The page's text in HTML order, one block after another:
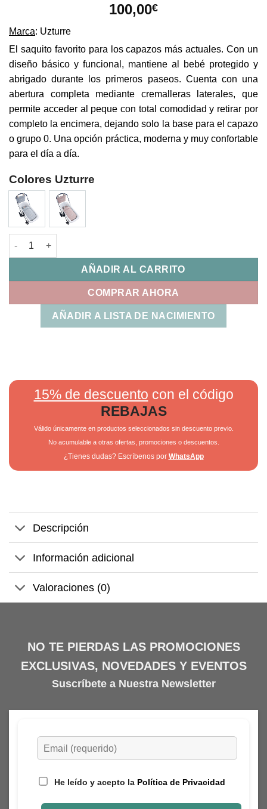
100,00€
Marca: Uzturre
El saquito favorito para los capazos más actuales. Con un
diseño básico y funcional, mantiene al bebé protegido y
abrigado durante los primeros paseos. Cuenta con una
abertura completa mediante cremalleras laterales, que
permite acceder al peque con total comodidad y retirar por
completo la encimera, dejando solo la base para el capazo
o grupo 0. Una opción práctica, moderna y muy confortable
para el día a día.
Colores Uzturre
Saco Capazo Entretiempo Tirsa Uzturre cantidad
AÑADIR AL CARRITO
COMPRAR AHORA
AÑADIR A LISTA DE NACIMIENTO
15% de descuento con el código
REBAJAS
Válido únicamente en productos seleccionados sin descuento previo.
No acumulable a otras ofertas, promociones o descuentos.
¿Tienes dudas? Escríbenos por WhatsApp
Descripción
Información adicional
Valoraciones (0)
NO TE PIERDAS LAS PROMOCIONES
EXCLUSIVAS, NOVEDADES Y EVENTOS
Suscríbete a Nuestra Newsletter
He leído y acepto la Política de Privacidad